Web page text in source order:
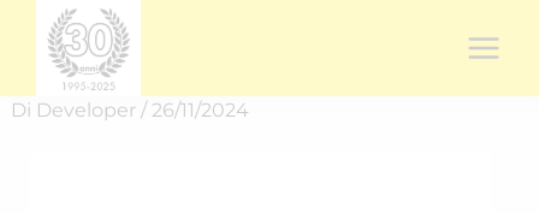
contenuto
Di Developer / 26/11/2024